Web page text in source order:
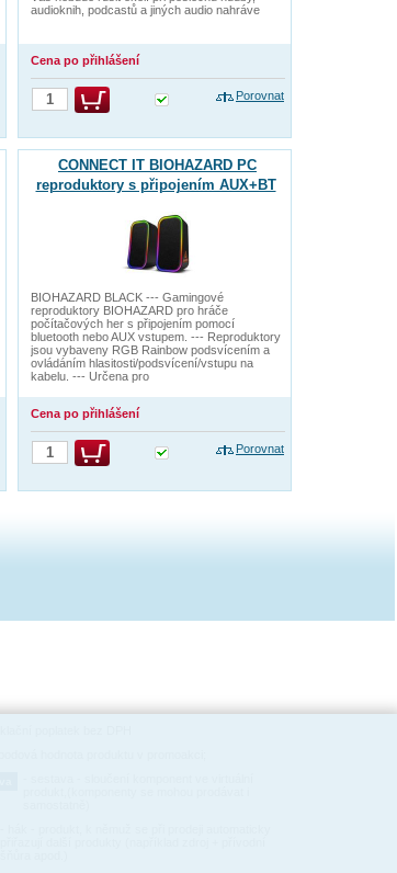
audioknih, podcastů a jiných audio nahráve
Cena po přihlášení
Porovnat
CONNECT IT BIOHAZARD PC
reproduktory s připojením AUX+BT
BIOHAZARD BLACK --- Gamingové
reproduktory BIOHAZARD pro hráče
počítačových her s připojením pomocí
bluetooth nebo AUX vstupem. --- Reproduktory
jsou vybaveny RGB Rainbow podsvícením a
ovládáním hlasitosti/podsvícení/vstupu na
kabelu. --- Určena pro
Cena po přihlášení
Porovnat